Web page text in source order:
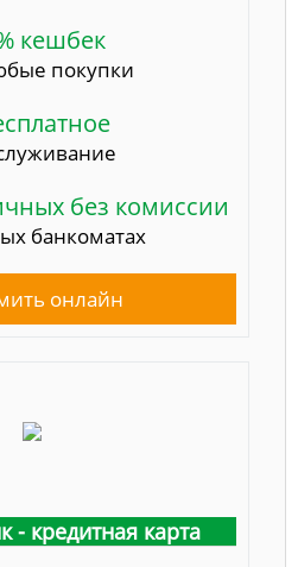
кешбек
покупки
без комиссии
банкоматах
онлайн
- кредитная карта